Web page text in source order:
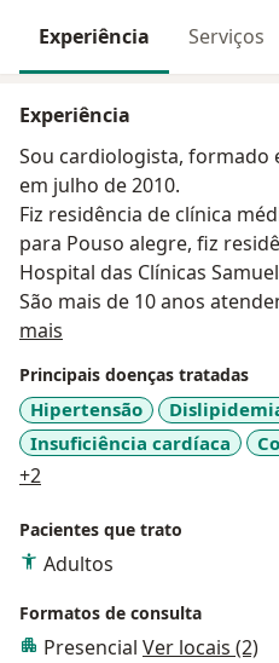
Experiência Serviços
Experiência
Sou cardiologista, formado
em julho de 2010.
Fiz residência de clínica
para Pouso alegre, fiz
Hospital das Clínicas
São mais de 10 anos
mais
Principais doenças tratadas
Hipertensão
Insuficiência cardíaca
+2a11y_sr_more_diseases
Pacientes que trato
Adultos
Formatos de consulta
Presencial Ver locais (2)